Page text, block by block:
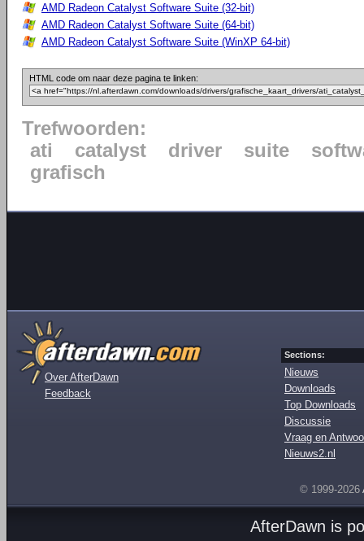
AMD Radeon Catalyst Software Suite (32-bit)
AMD Radeon Catalyst Software Suite (64-bit)
AMD Radeon Catalyst Software Suite (WinXP 64-bit)
HTML code om naar deze pagina te linken:
Trefwoorden:
ati
catalyst driver suite
grafisch
Over AfterDawn
Feedback
Sections:
Nieuws
Downloads
Top Downloads
Discussie
Vraag en
Nieuws2.nl
© 1999-2026
AfterDawn is